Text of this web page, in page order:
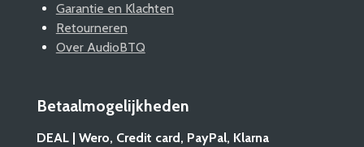
Garantie en Klachten
Retourneren
Over AudioBTQ
Betaalmogelijkheden
DEAL | Wero, Credit card, PayPal, Klarna